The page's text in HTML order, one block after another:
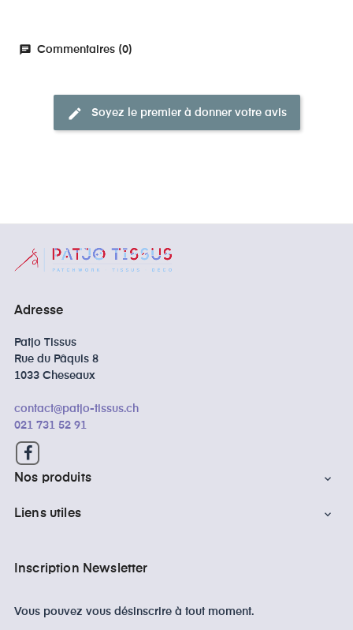
chat Commentaires (0)
edit Soyez le premier à donner votre avis
Adresse
Patjo Tissus
Rue du Pâquis 8
1033 Cheseaux
contact@patjo-tissus.ch
021 731 52 91
Nos produits 
Liens utiles 
Inscription Newsletter
Vous pouvez vous désinscrire à tout moment.